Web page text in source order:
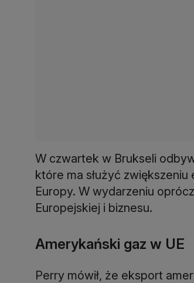
W czwartek w Brukseli
które ma służyć
Europy. W wydarzeniu
Europejskiej i biznesu.
Amerykański gaz w UE
Perry mówił, że eksport